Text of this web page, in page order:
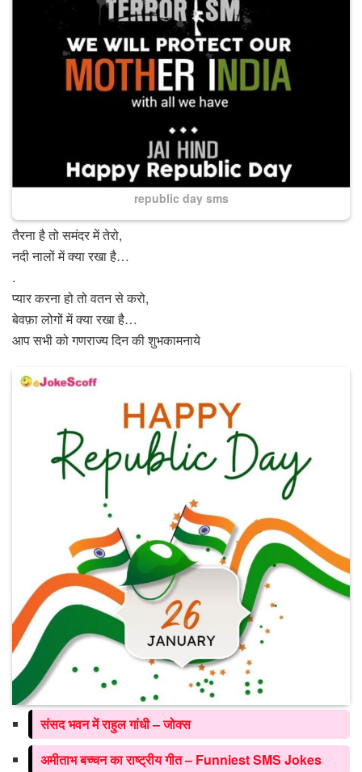
republic day sms
तैरना है तो समंदर में तेरो,
नदी नालों में क्या रखा है…
.
प्यार करना हो तो वतन से करो,
बेवफ़ा लोगों में क्या रखा है…
आप सभी को गणराज्य दिन की शुभकामनाये
संसद भवन में राहुल गांधी – जोक्स
अमीताभ बच्चन का राष्ट्रीय गीत – Funniest SMS Jokes